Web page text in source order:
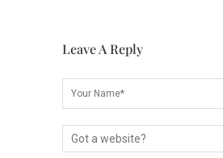
Leave A Reply